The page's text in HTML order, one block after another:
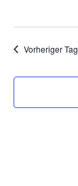
Vorheriger Tag